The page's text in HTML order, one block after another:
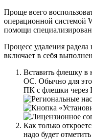
Проще всего
операционной системой
помощи
Процесс удаления
включает в себя
Вставить флешку в
ОС. Обычно для
ПК с флешки
Как только
надо будет